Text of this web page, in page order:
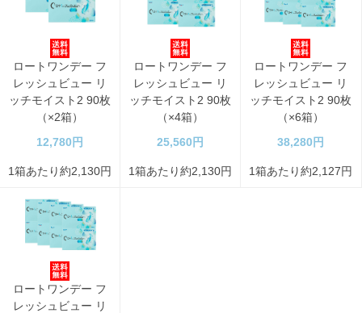
ロートワンデー フ
レッシュビュー リ
ッチモイスト2 90枚
（×2箱）
12,780円
1箱あたり約2,130円
ロートワンデー フ
レッシュビュー リ
ッチモイスト2 90枚
（×4箱）
25,560円
1箱あたり約2,130円
ロートワンデー フ
レッシュビュー リ
ッチモイスト2 90枚
（×6箱）
38,280円
1箱あたり約2,127円
ロートワンデー フ
レッシュビュー リ